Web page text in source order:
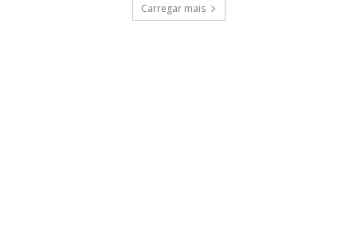
Carregar mais